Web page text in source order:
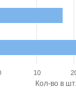
Кол-во в шт.
10